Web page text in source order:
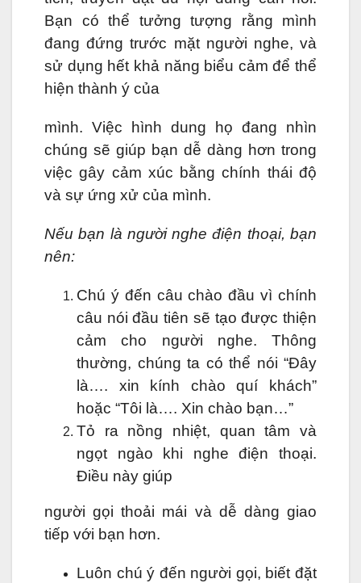
Bạn có thể tưởng tượng rằng mình
đang đứng trước mặt người nghe, và
sử dụng hết khả năng biểu cảm để thể
hiện thành ý của
mình. Việc hình dung họ đang nhìn
chúng sẽ giúp bạn dễ dàng hơn trong
việc gây cảm xúc bằng chính thái độ
và sự ứng xử của mình.
Nếu bạn là người nghe điện thoại, bạn
nên:
Chú ý đến câu chào đầu vì chính
câu nói đầu tiên sẽ tạo được thiện
cảm cho người nghe. Thông
thường, chúng ta có thể nói “Đây
là…. xin kính chào quí khách”
hoặc “Tôi là…. Xin chào bạn…”
Tỏ ra nồng nhiệt, quan tâm và
ngọt ngào khi nghe điện thoại.
Điều này giúp
người gọi thoải mái và dễ dàng giao
tiếp với bạn hơn.
Luôn chú ý đến người gọi, biết đặt